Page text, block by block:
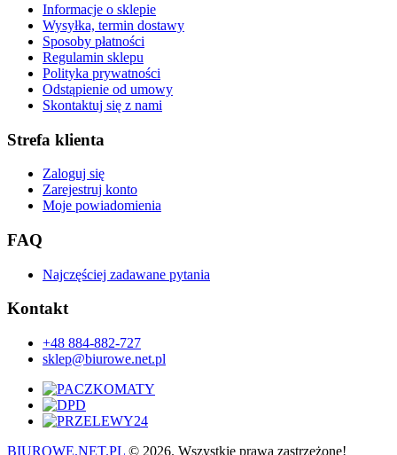
Informacje o sklepie
Wysyłka, termin dostawy
Sposoby płatności
Regulamin sklepu
Polityka prywatności
Odstąpienie od umowy
Skontaktuj się z nami
Strefa klienta
Zaloguj się
Zarejestruj konto
Moje powiadomienia
FAQ
Najczęściej zadawane pytania
Kontakt
+48 884-882-727
sklep@biurowe.net.pl
BIUROWE.NET.PL © 2026. Wszystkie prawa zastrzeżone!